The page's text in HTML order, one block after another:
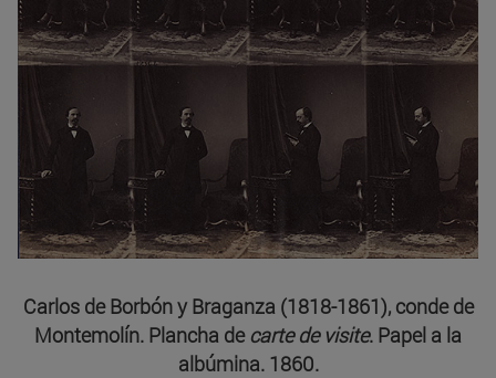
Carlos de Borbón y Braganza (1818-1861), conde de
Montemolín. Plancha de carte de visite. Papel a la
albúmina. 1860.